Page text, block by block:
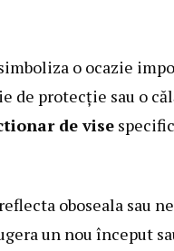
o ocazie
de protecție sau o
de vise
oboseala sau
un nou început